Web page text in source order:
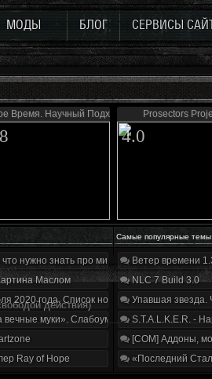
МОДЫ БЛОГ СЕРВИСЫ
Время. Научный Подход Prosectors
4.0
Самые популярные темы
нужно знать про мир, геймплей и сюжет |
Маслом
2020 года. Список нововведений
муки». Слабоумие и отвага
Ray of Hope
Ветер времени
NLC 7 Build 3.0
Упавшая звезда.
S.T.A.L.K.E.R. -
[COM] Аддоны,
«Последний
действия)